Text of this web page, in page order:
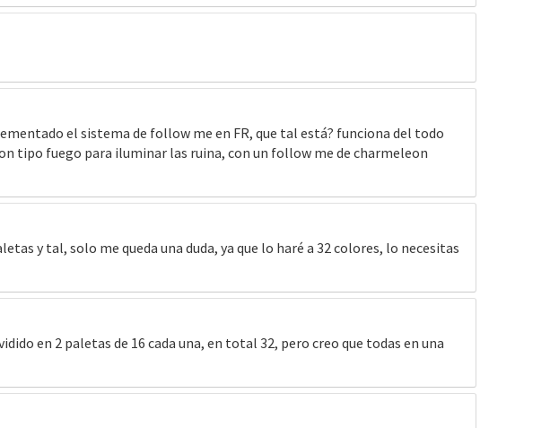
el sistema de follow me en FR, que tal está? funciona del todo
tipo fuego para iluminar las ruina, con un follow me de charmeleon
y tal, solo me queda una duda, ya que lo haré a 32 colores, lo necesitas
en 2 paletas de 16 cada una, en total 32, pero creo que todas en una